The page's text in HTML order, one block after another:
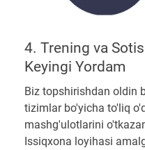
4. Trening va
Keyingi Yordam
Biz topshirishdan oldin
tizimlar bo'yicha to'liq
mashg'ulotlarini
Issiqxona loyihasi